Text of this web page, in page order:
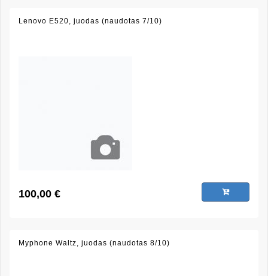
Lenovo E520, juodas (naudotas 7/10)
100,00 €
Myphone Waltz, juodas (naudotas 8/10)